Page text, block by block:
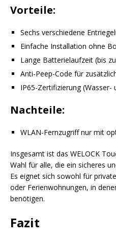
Vorteile:
Sechs verschiedene
Einfache Installation ohne
Lange Batterielaufzeit (bis
Anti-Peep-Code für
IP65-Zertifizierung (Wasser-
Nachteile:
WLAN-Fernzugriff nur mit
Insgesamt ist das WELOCK
Wahl für alle, die ein sicheres
Es eignet sich sowohl für
oder Ferienwohnungen, in
benötigen.
Fazit